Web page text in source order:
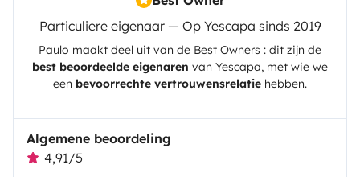
Particuliere eigenaar — Op Yescapa sinds 2019
Paulo maakt deel uit van de Best Owners : dit zijn de
best beoordeelde eigenaren van Yescapa, met wie we
een bevoorrechte vertrouwensrelatie hebben.
Algemene beoordeling
4,91/5